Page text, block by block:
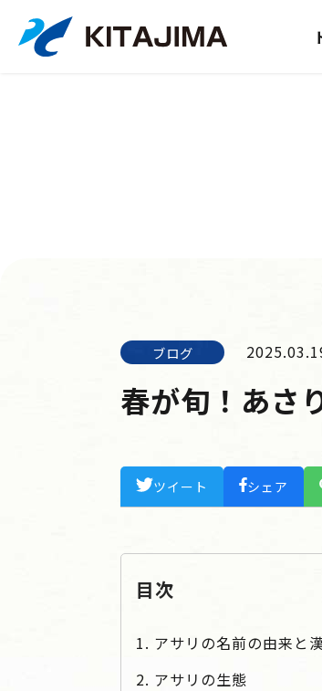
ブログ
春が旬！あさ
ツイート シェア
目次
1. アサリの名前の由来と
2. アサリの生態